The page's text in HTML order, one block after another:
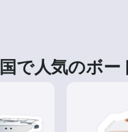
で人気のボー